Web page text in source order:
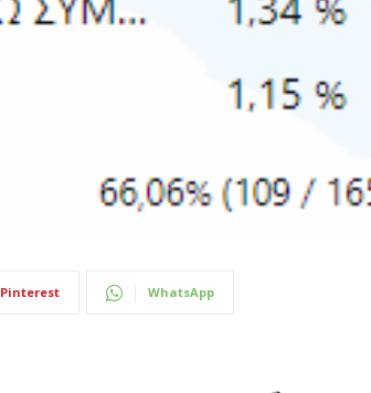
Pinterest WhatsApp